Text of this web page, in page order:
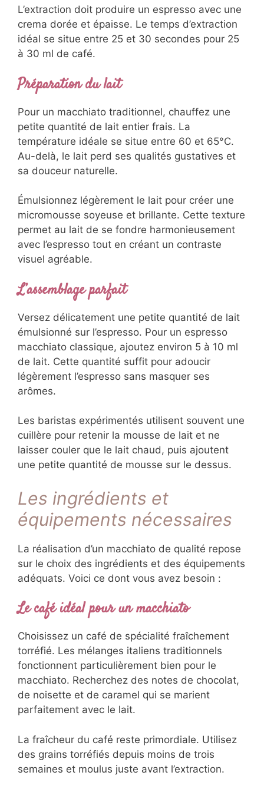
L’extraction doit produire un espresso avec une
crema dorée et épaisse. Le temps d’extraction
idéal se situe entre 25 et 30 secondes pour 25
à 30 ml de café.
Préparation du lait
Pour un macchiato traditionnel, chauffez une
petite quantité de lait entier frais. La
température idéale se situe entre 60 et 65°C.
Au-delà, le lait perd ses qualités gustatives et
sa douceur naturelle.
Émulsionnez légèrement le lait pour créer une
micromousse soyeuse et brillante. Cette texture
permet au lait de se fondre harmonieusement
avec l’espresso tout en créant un contraste
visuel agréable.
L’assemblage parfait
Versez délicatement une petite quantité de lait
émulsionné sur l’espresso. Pour un espresso
macchiato classique, ajoutez environ 5 à 10 ml
de lait. Cette quantité suffit pour adoucir
légèrement l’espresso sans masquer ses
arômes.
Les baristas expérimentés utilisent souvent une
cuillère pour retenir la mousse de lait et ne
laisser couler que le lait chaud, puis ajoutent
une petite quantité de mousse sur le dessus.
Les ingrédients et
équipements nécessaires
La réalisation d’un macchiato de qualité repose
sur le choix des ingrédients et des équipements
adéquats. Voici ce dont vous avez besoin :
Le café idéal pour un macchiato
Choisissez un café de spécialité fraîchement
torréfié. Les mélanges italiens traditionnels
fonctionnent particulièrement bien pour le
macchiato. Recherchez des notes de chocolat,
de noisette et de caramel qui se marient
parfaitement avec le lait.
La fraîcheur du café reste primordiale. Utilisez
des grains torréfiés depuis moins de trois
semaines et moulus juste avant l’extraction.